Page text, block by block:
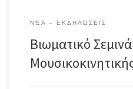
ΝΈΑ – ΕΚΔΗΛΏΣΕΙΣ
Βιωματικό